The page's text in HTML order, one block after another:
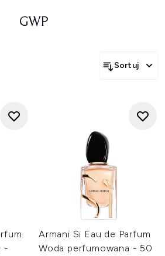
GWP
Sortuj
-
Armani Si Eau de Parfum
Woda perfumowana - 50